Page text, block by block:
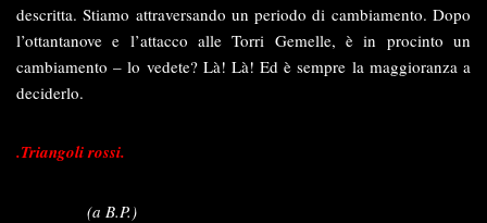
descritta. Stiamo attraversando un periodo di cambiamento. Dopo
l’ottantanove e l’attacco alle Torri Gemelle, è in procinto un
cambiamento – lo vedete? Là! Là! Ed è sempre la maggioranza a
deciderlo.
.Triangoli rossi.
(a B.P.)